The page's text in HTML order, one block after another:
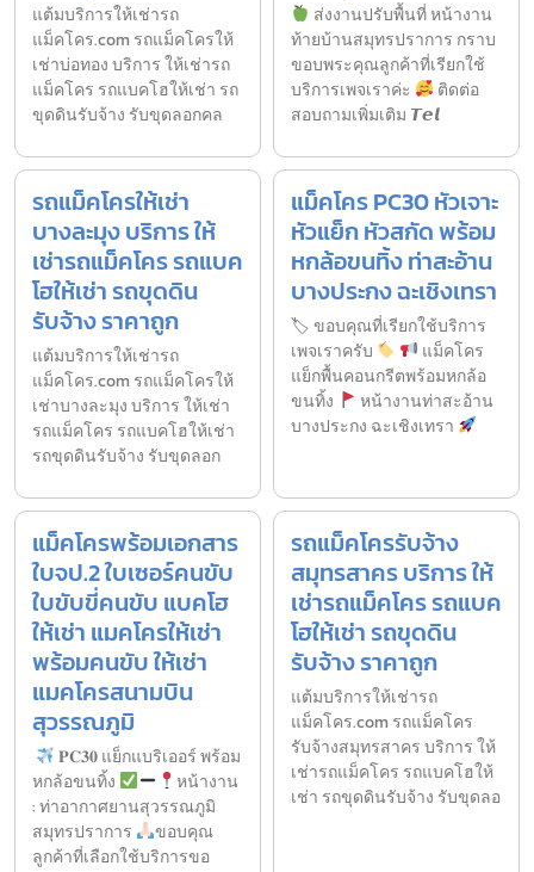
แต้มบริการให้เช่ารถ
แม็คโคร.com รถแม็คโครให้
เช่าบ่อทอง บริการ ให้เช่ารถ
แม็คโคร รถแบคโฮให้เช่า รถ
ขุดดินรับจ้าง รับขุดลอกคล
ส่งงานปรับพื้นที่ หน้างาน
ท้ายบ้านสมุทรปราการ กราบ
ขอบพระคุณลูกค้าที่เรียกใช้
บริการเพจเราค่ะ
ติดต่อ
สอบถามเพิ่มเติม 𝙏𝙚𝙡
รถแม็คโครให้เช่า
บางละมุง บริการ ให้
เช่ารถแม็คโคร รถแบค
โฮให้เช่า รถขุดดิน
รับจ้าง ราคาถูก
แต้มบริการให้เช่ารถ
แม็คโคร.com รถแม็คโครให้
เช่าบางละมุง บริการ ให้เช่า
รถแม็คโคร รถแบคโฮให้เช่า
รถขุดดินรับจ้าง รับขุดลอก
แม็คโคร PC30 หัวเจาะ
หัวแย็ก หัวสกัด พร้อม
หกล้อขนทิ้ง ท่าสะอ้าน
บางประกง ฉะเชิงเทรา
🏷 ขอบคุณที่เรียกใช้บริการ
เพจเราครับ
แม็คโคร
แย็กพื้นคอนกรีตพร้อมหกล้อ
ขนทิ้ง
หน้างานท่าสะอ้าน
บางประกง ฉะเชิงเทรา
แม็คโครพร้อมเอกสาร
ใบจป.2 ใบเซอร์คนขับ
ใบขับขี่คนขับ แบคโฮ
ให้เช่า แมคโครให้เช่า
พร้อมคนขับ ให้เช่า
แมคโครสนามบิน
สุวรรณภูมิ
𝐏𝐂𝟑𝟎 แย็กแบริเออร์ พร้อม
หกล้อขนทิ้ง
หน้างาน
: ท่าอากาศยานสุวรรณภูมิ
สมุทรปราการ
ขอบคุณ
ลูกค้าที่เลือกใช้บริการขอ
รถแม็คโครรับจ้าง
สมุทรสาคร บริการ ให้
เช่ารถแม็คโคร รถแบค
โฮให้เช่า รถขุดดิน
รับจ้าง ราคาถูก
แต้มบริการให้เช่ารถ
แม็คโคร.com รถแม็คโคร
รับจ้างสมุทรสาคร บริการ ให้
เช่ารถแม็คโคร รถแบคโฮให้
เช่า รถขุดดินรับจ้าง รับขุดลอ